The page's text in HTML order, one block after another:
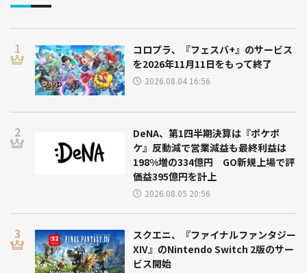
コロプラ、『フェスバ+』のサービス
を2026年11月11日をもって終了
2026.08.04 16:56
DeNA、第1四半期決算は『ポケポ
ケ』反動減で営業減益も最終利益は
198%増の334億円 GO新規上場で評
価益395億円を計上
2026.08.05 20:56
スクエニ、『ファイナルファンタジー
XIV』のNintendo Switch 2版のサー
ビス開始